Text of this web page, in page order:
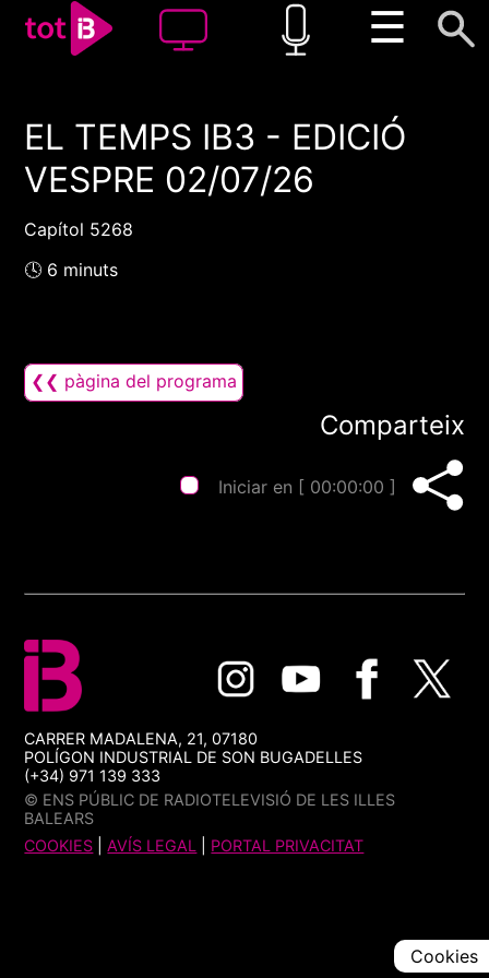
☰
00:00 00:00
1x
EL TEMPS IB3 - EDICIÓ
VESPRE 02/07/26
Capítol 5268
🕓 6 minuts
❮❮ pàgina del programa
Comparteix
Iniciar en [ 00:00:00 ]
CARRER MADALENA, 21, 07180
POLÍGON INDUSTRIAL DE SON BUGADELLES
(+34) 971 139 333
© ENS PÚBLIC DE RADIOTELEVISIÓ DE LES ILLES
BALEARS
COOKIES |AVÍS LEGAL PORTAL PRIVACITAT
Cookies